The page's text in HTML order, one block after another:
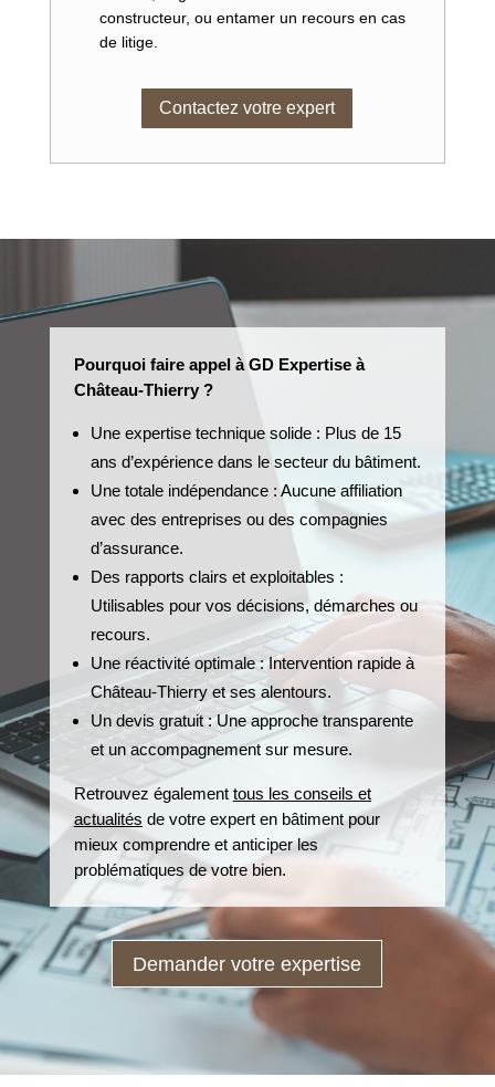
constructeur, ou entamer un recours en cas
de litige.
Contactez votre expert
Pourquoi faire appel à GD Expertise à
Château-Thierry ?
Une expertise technique solide : Plus de 15
ans d’expérience dans le secteur du bâtiment.
Une totale indépendance : Aucune affiliation
avec des entreprises ou des compagnies
d’assurance.
Des rapports clairs et exploitables :
Utilisables pour vos décisions, démarches ou
recours.
Une réactivité optimale : Intervention rapide à
Château-Thierry et ses alentours.
Un devis gratuit : Une approche transparente
et un accompagnement sur mesure.
Retrouvez également tous les conseils et
actualités de votre expert en bâtiment pour
mieux comprendre et anticiper les
problématiques de votre bien.
Demander votre expertise